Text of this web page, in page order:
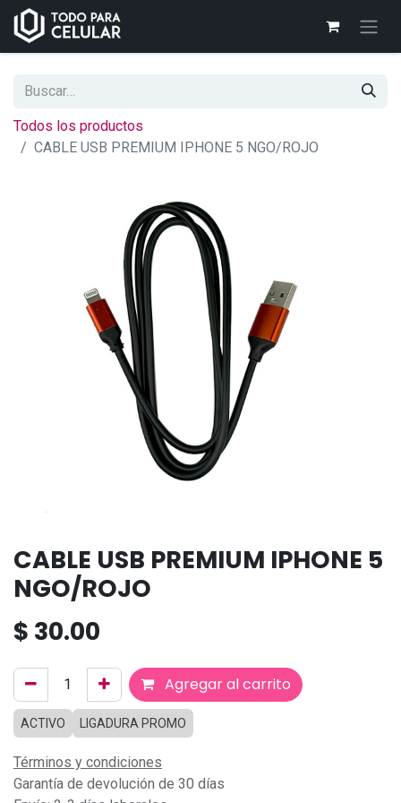
Todos los productos
CABLE USB PREMIUM IPHONE 5 NGO/ROJO
CABLE USB PREMIUM IPHONE 5
NGO/ROJO
$ 30.00
Agregar al carrito
ACTIVO LIGADURA PROMO
Términos y condiciones
Garantía de devolución de 30 días